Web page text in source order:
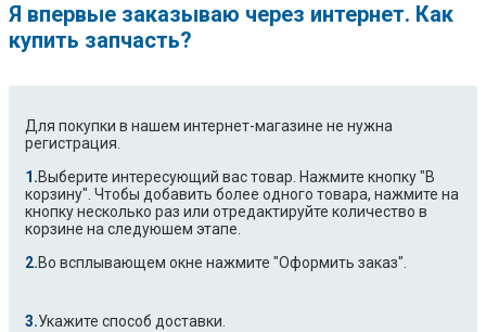
Я впервые заказываю через интернет. Как
купить запчасть?
Для покупки в нашем интернет-магазине не нужна
регистрация.
Выберите интересующий вас товар. Нажмите кнопку "В
корзину". Чтобы добавить более одного товара, нажмите на
кнопку несколько раз или отредактируйте количество в
корзине на следуюшем этапе.
Во всплывающем окне нажмите "Оформить заказ".
Укажите способ доставки.